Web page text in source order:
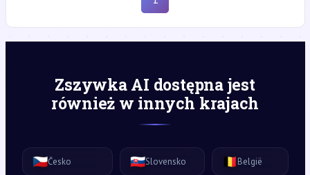
Zszywka AI dostępna jest
również w innych krajach
🇨🇿Česko 🇸🇰Slovensko 🇧🇪België